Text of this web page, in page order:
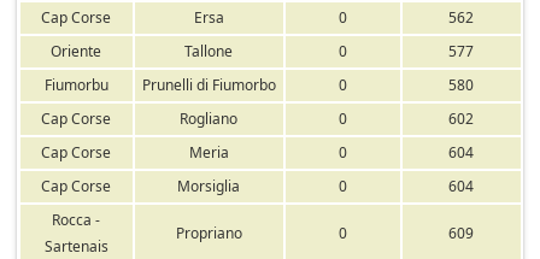
Cap Corse
Ersa 0
562
Oriente
Tallone 0
577
Fiumorbu
Prunelli di Fiumorbo 0
580
Cap Corse
Rogliano 0
602
Cap Corse
Meria 0
604
Cap Corse
Morsiglia 0
604
Rocca -
Sartenais
Propriano 0 609